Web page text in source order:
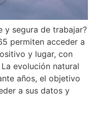
y segura de trabajar?
permiten acceder a
y lugar, con
evolución natural
años, el objetivo
a sus datos y